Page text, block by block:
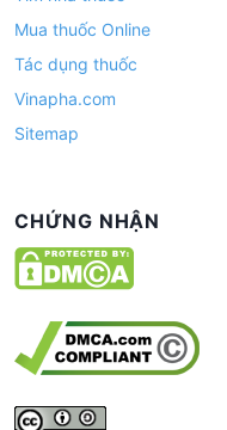
Mua thuốc Online
Tác dụng thuốc
Vinapha.com
Sitemap
CHỨNG NHẬN